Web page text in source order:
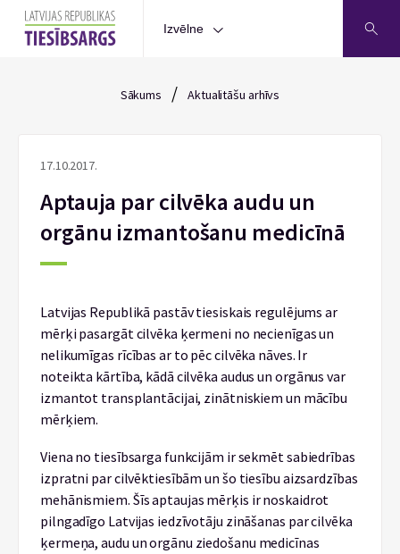
Izvēlne
Sākums / Aktualitāšu arhīvs
17.10.2017.
Aptauja par cilvēka audu un
orgānu izmantošanu medicīnā
Latvijas Republikā pastāv tiesiskais regulējums ar
mērķi pasargāt cilvēka ķermeni no necienīgas un
nelikumīgas rīcības ar to pēc cilvēka nāves. Ir
noteikta kārtība, kādā cilvēka audus un orgānus var
izmantot transplantācijai, zinātniskiem un mācību
mērķiem.
Viena no tiesībsarga funkcijām ir sekmēt sabiedrības
izpratni par cilvēktiesībām un šo tiesību aizsardzības
mehānismiem. Šīs aptaujas mērķis ir noskaidrot
pilngadīgo Latvijas iedzīvotāju zināšanas par cilvēka
ķermeņa, audu un orgānu ziedošanu medicīnas